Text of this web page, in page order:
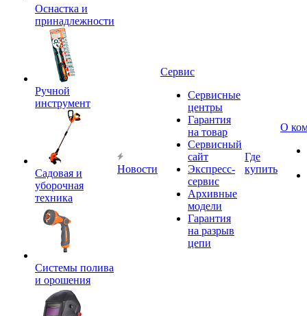
Оснастка и
принадлежности
Ручной
инструмент
Садовая и
уборочная
техника
Системы полива
и орошения
Новости
Сервис
Сервисные
центры
Гарантия
на товар
Сервисный
сайт
Экспресс-
сервис
Архивные
модели
Гарантия
на разрыв
цепи
Где
купить
О